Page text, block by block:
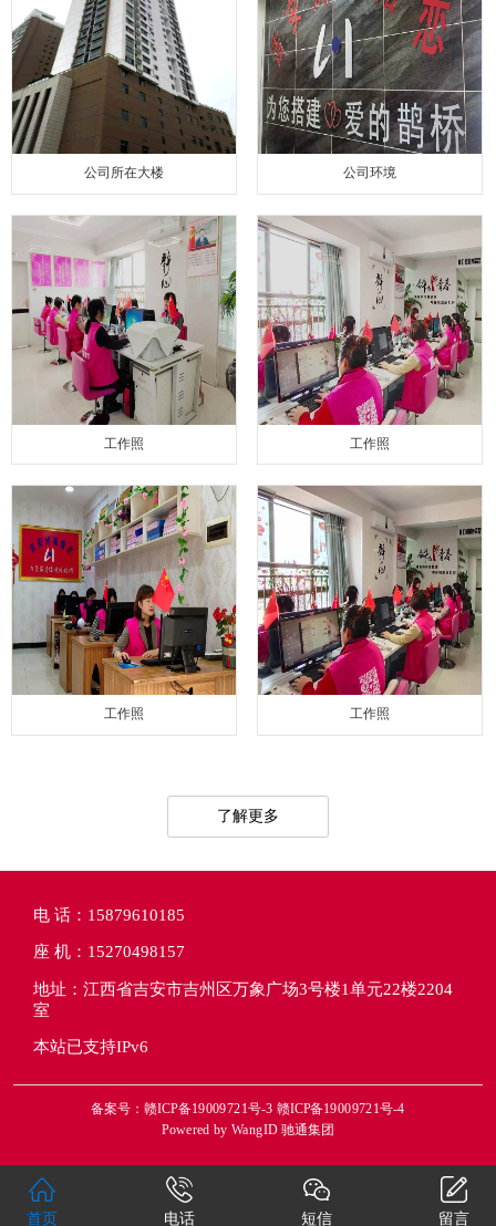
公司所在大楼 公司环境
工作照 工作照
工作照 工作照
了解更多
电 话：15879610185
座 机：15270498157
地址：江西省吉安市吉州区万象广场3号楼1单元22楼2204
室
本站已支持IPv6
备案号：赣ICP备19009721号-3 赣ICP备19009721号-4
Powered by WangID 驰通集团
首页 电话 短信 留言